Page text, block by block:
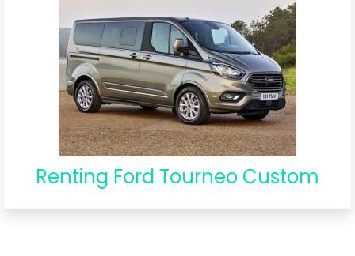
Renting Ford Tourneo Custom